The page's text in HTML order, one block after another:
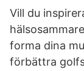
Vill du
forma dina
förbättra